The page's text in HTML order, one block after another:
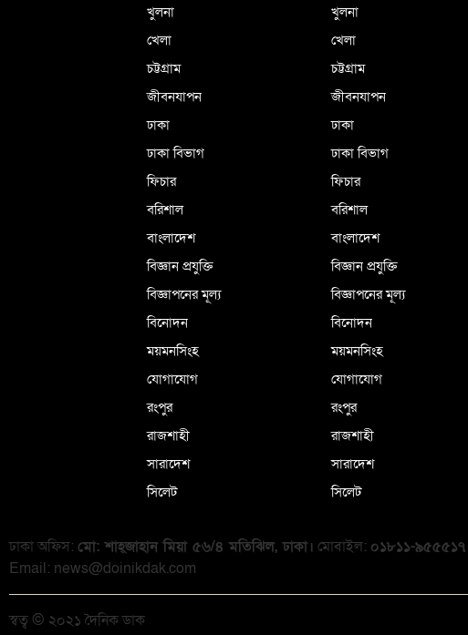
খুলনা
খেলা
চট্টগ্রাম
জীবনযাপন
ঢাকা
ঢাকা বিভাগ
ফিচার
বরিশাল
বাংলাদেশ
বিজ্ঞান প্রযুক্তি
বিজ্ঞাপনের মূল্য
বিনোদন
ময়মনসিংহ
যোগাযোগ
রংপুর
রাজশাহী
সারাদেশ
সিলেট
খুলনা
খেলা
চট্টগ্রাম
জীবনযাপন
ঢাকা
ঢাকা বিভাগ
ফিচার
বরিশাল
বাংলাদেশ
বিজ্ঞান প্রযুক্তি
বিজ্ঞাপনের মূল্য
বিনোদন
ময়মনসিংহ
যোগাযোগ
রংপুর
রাজশাহী
সারাদেশ
সিলেট
ঢাকা অফিস: মো: শাহ্জাহান মিয়া ৫৬/৪ মতিঝিল, ঢাকা। মোবাইল: ০১৮১১-৯৫৫৫১৭
Email: news@doinikdak.com
স্বত্ব © ২০২১ দৈনিক ডাক